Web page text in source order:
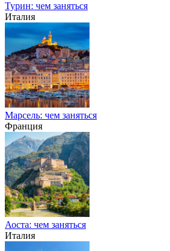
Турин: чем заняться
Италия
Марсель: чем заняться
Франция
Аоста: чем заняться
Италия